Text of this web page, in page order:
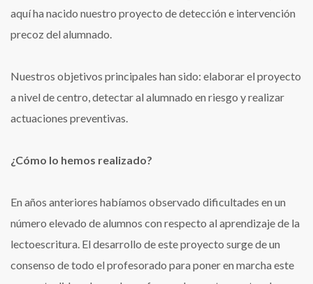
aquí ha nacido nuestro proyecto de detección e intervención
precoz del alumnado.
Nuestros objetivos principales han sido: elaborar el proyecto
a nivel de centro, detectar al alumnado en riesgo y realizar
actuaciones preventivas.
¿Cómo lo hemos realizado?
En años anteriores habíamos observado dificultades en un
número elevado de alumnos con respecto al aprendizaje de la
lectoescritura. El desarrollo de este proyecto surge de un
consenso de todo el profesorado para poner en marcha este